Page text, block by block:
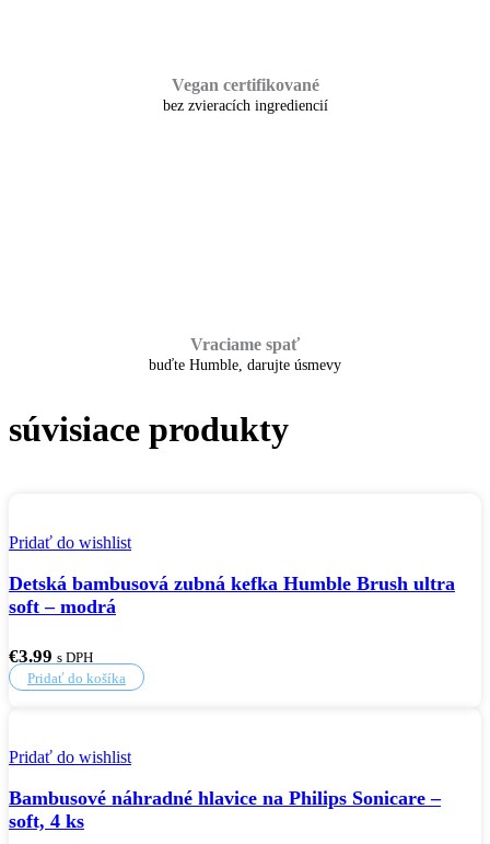
Vegan certifikované
bez zvieracích ingrediencií
Vraciame spať
buďte Humble, darujte úsmevy
súvisiace produkty
Pridať do wishlist
Detská bambusová zubná kefka Humble Brush ultra
soft – modrá
€3.99 s DPH
Pridať do košíka
Pridať do wishlist
Bambusové náhradné hlavice na Philips Sonicare –
soft, 4 ks